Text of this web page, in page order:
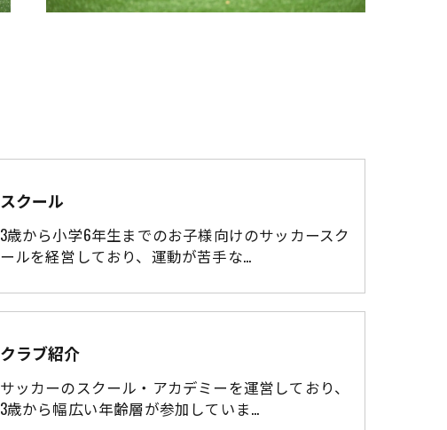
スクール
3歳から小学6年生までのお子様向けのサッカースク
ールを経営しており、運動が苦手な…
クラブ紹介
サッカーのスクール・アカデミーを運営しており、
3歳から幅広い年齢層が参加していま…